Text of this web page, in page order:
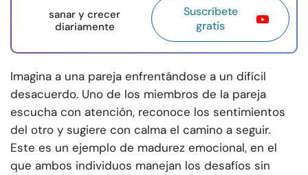
sanar y crecer
diariamente
Suscríbete
gratis
Imagina a una pareja enfrentándose a un difícil
desacuerdo. Uno de los miembros de la pareja
escucha con atención, reconoce los sentimientos
del otro y sugiere con calma el camino a seguir.
Este es un ejemplo de madurez emocional, en el
que ambos individuos manejan los desafíos sin